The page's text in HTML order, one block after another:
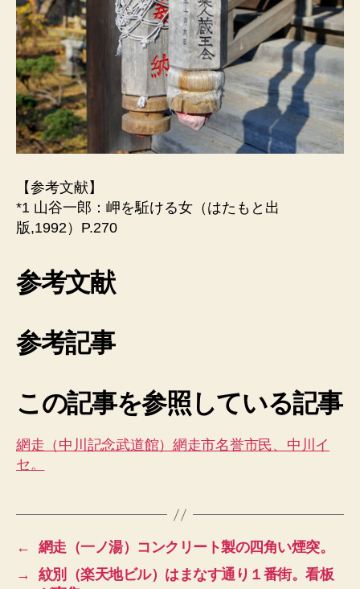
【参考文献】
*1 山谷一郎：岬を駈ける女（はたもと出
版,1992）P.270
参考文献
参考記事
この記事を参照している記事
網走（中川記念武道館）網走市名誉市民、中川イ
セ。
←
網走（一ノ湯）コンクリート製の四角い煙突。
→
紋別（楽天地ビル）はまなす通り１番街。看板